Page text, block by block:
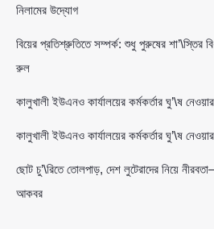
নিলামের উদ্যোগ
বিয়ের প্রতিশ্রুতিতে সম্পর্ক: শুধু পুরুষের শা’\স্তির
রুল
কালুখালী ইউএনও কার্যালয়ের কর্মকর্তার ঘু’\ষ
কালুখালী ইউএনও কার্যালয়ের কর্মকর্তার ঘু’\ষ
ছোট চু’\রিতে তোলপাড়, দেশ লুটেরাদের নিয়ে
আকবর